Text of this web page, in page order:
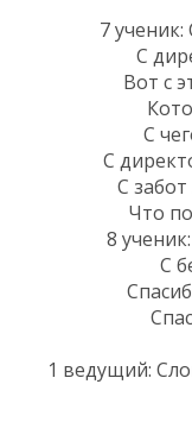
7 ученик:
С
Вот с
С
С
С
Что
8
С
1 ведущий: